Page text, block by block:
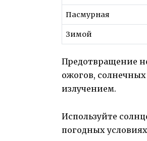
Пасмурная
Зимой
Предотвращение
ожогов,
излучением.
Используйте
погодных